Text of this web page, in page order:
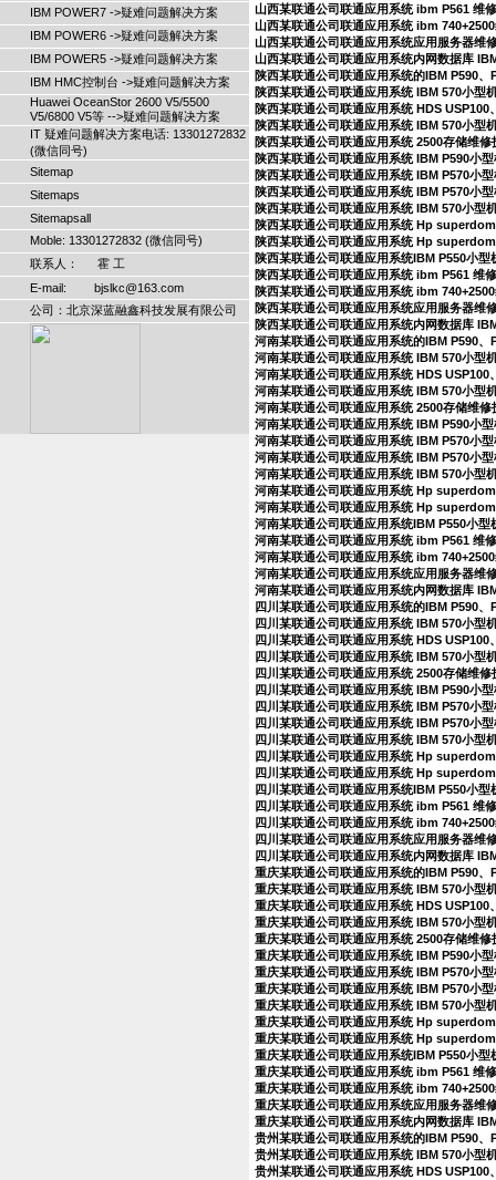
IBM POWER7 ->疑难问题解决方案
IBM POWER6 ->疑难问题解决方案
IBM POWER5 ->疑难问题解决方案
IBM HMC控制台 ->疑难问题解决方案
Huawei OceanStor 2600 V5/5500
V5/6800 V5等 -->疑难问题解决方案
IT 疑难问题解决方案电话: 13301272832
(微信同号)
Sitemap
Sitemaps
Sitemapsall
Moble: 13301272832 (微信同号)
联系人： 霍 工
E-mail: bjslkc@163.com
公司：北京深蓝融鑫科技发展有限公司
山西某联通公司联通应用系统 ibm P561 维
山西某联通公司联通应用系统 ibm
山西某联通公司联通应用系统应用服务器维
山西某联通公司联通应用系统内网数据库
陕西某联通公司联通应用系统的IBM P590
陕西某联通公司联通应用系统 IBM 570小型
陕西某联通公司联通应用系统 HDS
陕西某联通公司联通应用系统 IBM 570小型
陕西某联通公司联通应用系统 2500存储维修
陕西某联通公司联通应用系统 IBM P590小
陕西某联通公司联通应用系统 IBM P570小
陕西某联通公司联通应用系统 IBM P570小
陕西某联通公司联通应用系统 IBM 570小型
陕西某联通公司联通应用系统 Hp
陕西某联通公司联通应用系统 Hp
陕西某联通公司联通应用系统IBM P550小型
陕西某联通公司联通应用系统 ibm P561 维
陕西某联通公司联通应用系统 ibm
陕西某联通公司联通应用系统应用服务器维
陕西某联通公司联通应用系统内网数据库
河南某联通公司联通应用系统的IBM P590
河南某联通公司联通应用系统 IBM 570小型
河南某联通公司联通应用系统 HDS
河南某联通公司联通应用系统 IBM 570小型
河南某联通公司联通应用系统 2500存储维修
河南某联通公司联通应用系统 IBM P590小
河南某联通公司联通应用系统 IBM P570小
河南某联通公司联通应用系统 IBM P570小
河南某联通公司联通应用系统 IBM 570小型
河南某联通公司联通应用系统 Hp
河南某联通公司联通应用系统 Hp
河南某联通公司联通应用系统IBM P550小型
河南某联通公司联通应用系统 ibm P561 维
河南某联通公司联通应用系统 ibm
河南某联通公司联通应用系统应用服务器维
河南某联通公司联通应用系统内网数据库
四川某联通公司联通应用系统的IBM P590
四川某联通公司联通应用系统 IBM 570小型
四川某联通公司联通应用系统 HDS
四川某联通公司联通应用系统 IBM 570小型
四川某联通公司联通应用系统 2500存储维修
四川某联通公司联通应用系统 IBM P590小
四川某联通公司联通应用系统 IBM P570小
四川某联通公司联通应用系统 IBM P570小
四川某联通公司联通应用系统 IBM 570小型
四川某联通公司联通应用系统 Hp
四川某联通公司联通应用系统 Hp
四川某联通公司联通应用系统IBM P550小型
四川某联通公司联通应用系统 ibm P561 维
四川某联通公司联通应用系统 ibm
四川某联通公司联通应用系统应用服务器维
四川某联通公司联通应用系统内网数据库
重庆某联通公司联通应用系统的IBM P590
重庆某联通公司联通应用系统 IBM 570小型
重庆某联通公司联通应用系统 HDS
重庆某联通公司联通应用系统 IBM 570小型
重庆某联通公司联通应用系统 2500存储维修
重庆某联通公司联通应用系统 IBM P590小
重庆某联通公司联通应用系统 IBM P570小
重庆某联通公司联通应用系统 IBM P570小
重庆某联通公司联通应用系统 IBM 570小型
重庆某联通公司联通应用系统 Hp
重庆某联通公司联通应用系统 Hp
重庆某联通公司联通应用系统IBM P550小型
重庆某联通公司联通应用系统 ibm P561 维
重庆某联通公司联通应用系统 ibm
重庆某联通公司联通应用系统应用服务器维
重庆某联通公司联通应用系统内网数据库
贵州某联通公司联通应用系统的IBM P590
贵州某联通公司联通应用系统 IBM 570小型
贵州某联通公司联通应用系统 HDS